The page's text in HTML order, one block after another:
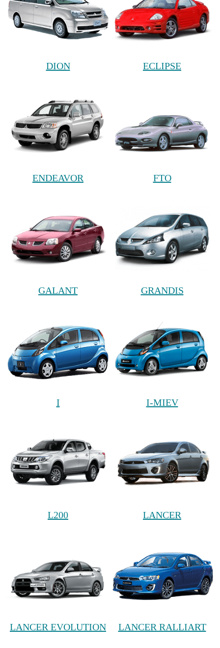
DION ECLIPSE
ENDEAVOR FTO
GALANT GRANDIS
I I-MIEV
L200 LANCER
LANCER EVOLUTION LANCER RALLIART